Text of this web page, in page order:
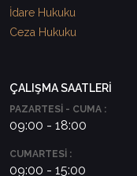
İdare Hukuku
Ceza Hukuku
ÇALIŞMA SAATLERİ
PAZARTESİ - CUMA :
09:00 - 18:00
CUMARTESİ :
09:00 - 15:00